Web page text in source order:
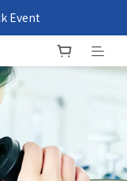
返台灣
Event
Event
返台灣